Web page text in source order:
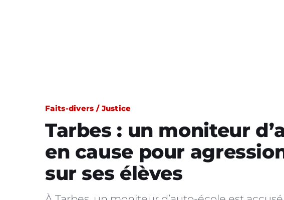
Faits-divers / Justice
Tarbes : un moniteur
en cause pour
sur ses élèves